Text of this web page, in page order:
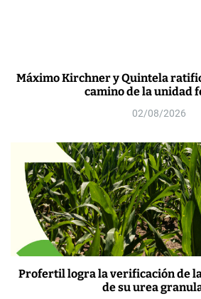
Máximo Kirchner y Quintela
camino de la unidad
02/08/2026
Profertil logra la verificación de
de su urea